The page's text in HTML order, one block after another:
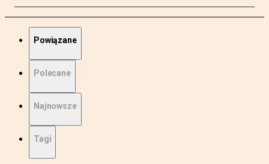
Powiązane
Polecane
Najnowsze
Tagi